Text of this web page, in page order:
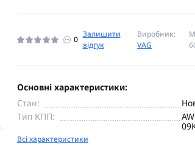
0
Залишити
відгук
Виробник:
VAG
Основні характеристики:
Стан:
Тип КПП:
Всі характеристики